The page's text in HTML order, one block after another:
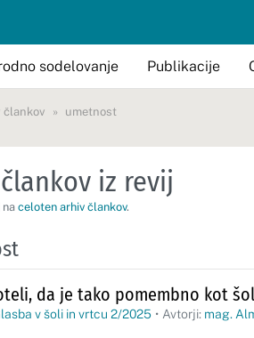
sodelovanje Publikacije
člankov umetnost
iz revij
naceloten arhiv člankov.
da je tako pomembno kot
v šoli in vrtcu 2/2025 • Avtorji: mag.